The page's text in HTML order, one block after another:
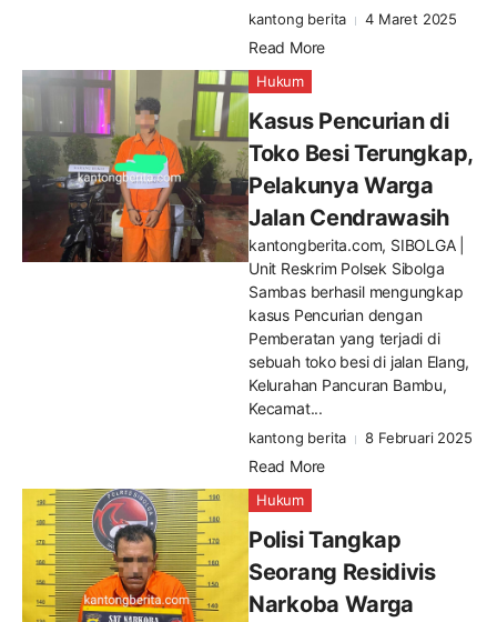
kantong berita 4 Maret 2025
Read More
Hukum
Kasus Pencurian di
Toko Besi Terungkap,
Pelakunya Warga
Jalan Cendrawasih
kantongberita.com, SIBOLGA |
Unit Reskrim Polsek Sibolga
Sambas berhasil mengungkap
kasus Pencurian dengan
Pemberatan yang terjadi di
sebuah toko besi di jalan Elang,
Kelurahan Pancuran Bambu,
Kecamat...
kantong berita 8 Februari 2025
Read More
Hukum
Polisi Tangkap
Seorang Residivis
Narkoba Warga